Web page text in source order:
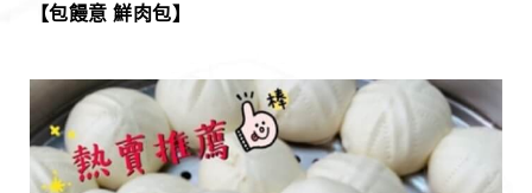
【包饅意 鮮肉包】